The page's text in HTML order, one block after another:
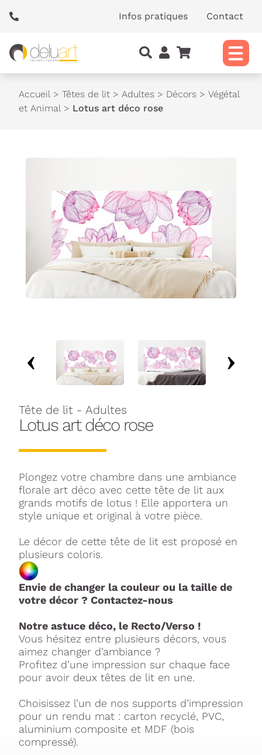
Infos pratiques Contact
Accueil > Têtes de lit > Adultes > Décors > Végétal
et Animal > Lotus art déco rose
Tête de lit - Adultes
Lotus art déco rose
Plongez votre chambre dans une ambiance
florale art déco avec cette tête de lit aux
grands motifs de lotus ! Elle apportera un
style unique et original à votre pièce.
Le décor de cette tête de lit est proposé en
plusieurs coloris.
Envie de changer la couleur ou la taille de
votre décor ? Contactez-nous
Notre astuce déco, le Recto/Verso !
Vous hésitez entre plusieurs décors, vous
aimez changer d’ambiance ?
Profitez d’une impression sur chaque face
pour avoir deux têtes de lit en une.
Choisissez l’un de nos supports d’impression
pour un rendu mat : carton recyclé, PVC,
aluminium composite et MDF (bois
compressé).